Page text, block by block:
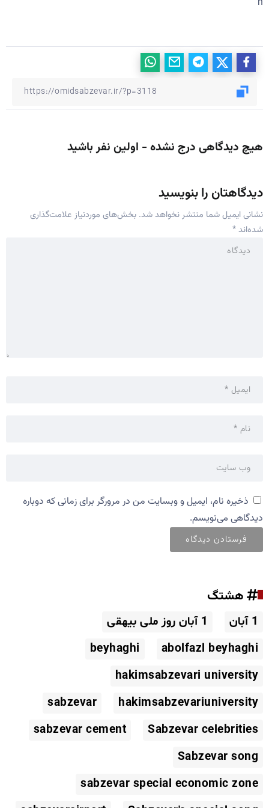
هیچ دیدگاهی درج نشده - اولین نفر باشید
دیدگاهتان را بنویسید
نشانی ایمیل شما منتشر نخواهد شد. بخش‌های موردنیاز علامت‌گذاری
شده‌اند*
ذخیره نام، ایمیل و وبسایت من در مرورگر برای زمانی که دوباره
دیدگاهی می‌نویسم.
هشتگ
1 آبان
1 آبان روز ملی بیهقی
abolfazl beyhaghi
beyhaghi
hakimsabzevari university
hakimsabzevariuniversity
sabzevar
Sabzevar celebrities
sabzevar cement
Sabzevar song
sabzevar special economic zone